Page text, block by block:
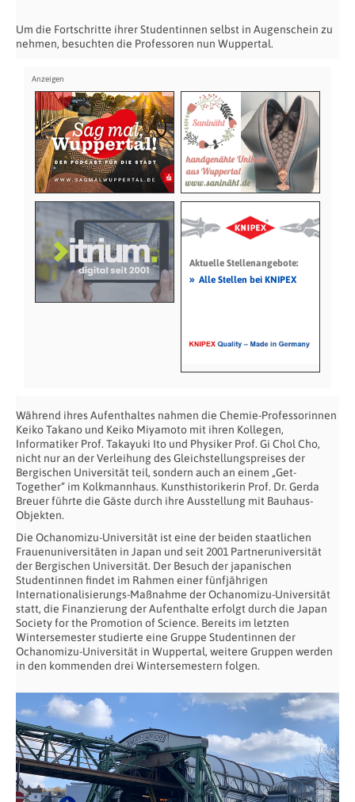
Um die Fortschritte ihrer Studentinnen selbst in Augenschein zu
nehmen, besuchten die Professoren nun Wuppertal.
Aktuelle Stellenangebote:
» Alle Stellen bei KNIPEX
Während ihres Aufenthaltes nahmen die Chemie-Professorinnen
Keiko Takano und Keiko Miyamoto mit ihren Kollegen,
Informatiker Prof. Takayuki Ito und Physiker Prof. Gi Chol Cho,
nicht nur an der Verleihung des Gleichstellungspreises der
Bergischen Universität teil, sondern auch an einem „Get-
Together“ im Kolkmannhaus. Kunsthistorikerin Prof. Dr. Gerda
Breuer führte die Gäste durch ihre Ausstellung mit Bauhaus-
Objekten.
Die Ochanomizu-Universität ist eine der beiden staatlichen
Frauenuniversitäten in Japan und seit 2001 Partneruniversität
der Bergischen Universität. Der Besuch der japanischen
Studentinnen findet im Rahmen einer fünfjährigen
Internationalisierungs-Maßnahme der Ochanomizu-Universität
statt, die Finanzierung der Aufenthalte erfolgt durch die Japan
Society for the Promotion of Science. Bereits im letzten
Wintersemester studierte eine Gruppe Studentinnen der
Ochanomizu-Universität in Wuppertal, weitere Gruppen werden
in den kommenden drei Wintersemestern folgen.